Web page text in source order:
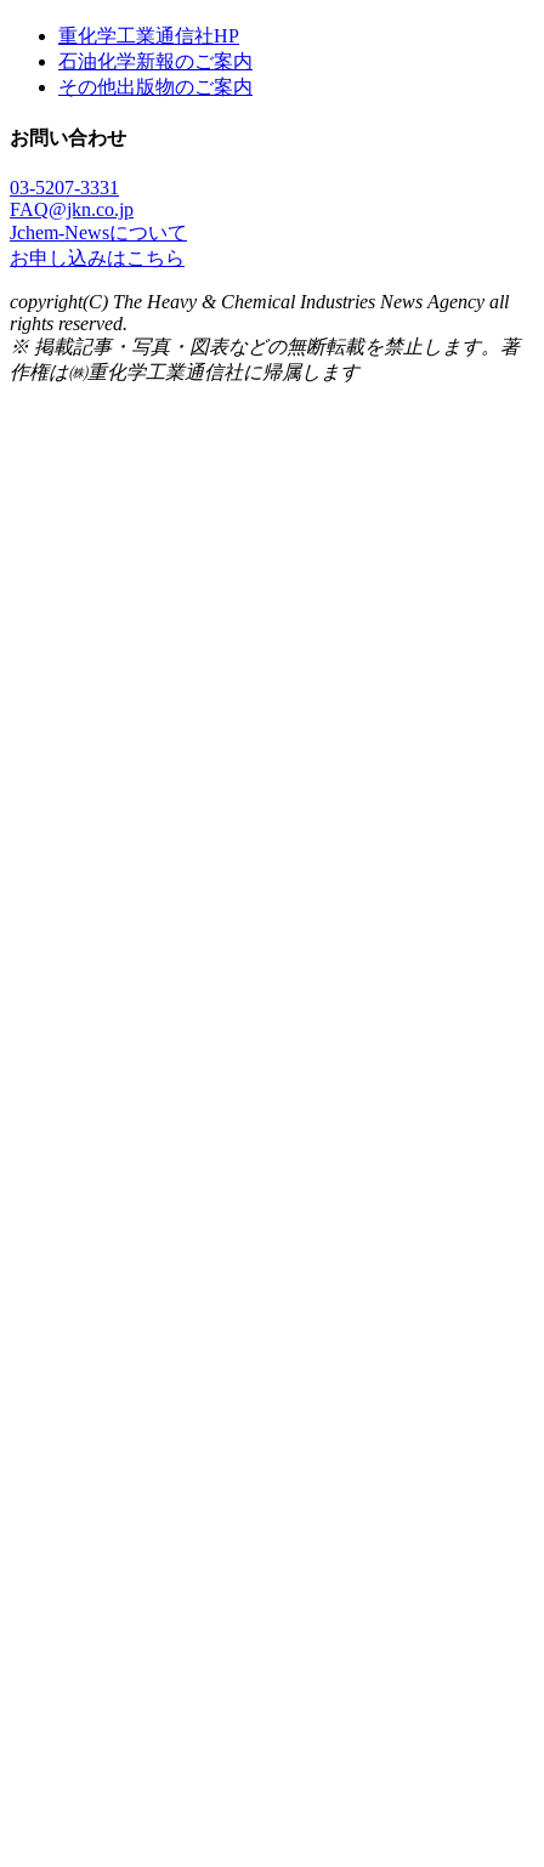
重化学工業通信社HP
石油化学新報のご案内
その他出版物のご案内
お問い合わせ
03-5207-3331
FAQ@jkn.co.jp
Jchem-Newsについて
お申し込みはこちら
copyright(C) The Heavy & Chemical Industries News Agency all
rights reserved.
※ 掲載記事・写真・図表などの無断転載を禁止します。著
作権は㈱重化学工業通信社に帰属します